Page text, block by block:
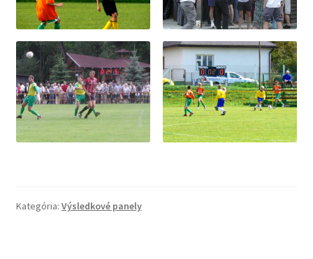
Kategória: Výsledkové panely